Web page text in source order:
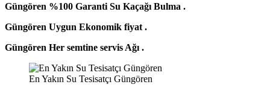
Güngören %100 Garanti Su Kaçağı Bulma .
Güngören Uygun Ekonomik fiyat .
Güngören Her semtine servis Ağı .
En Yakın Su Tesisatçı Güngören